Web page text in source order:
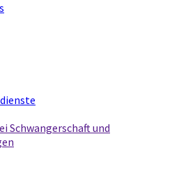
Schwangerschaft und